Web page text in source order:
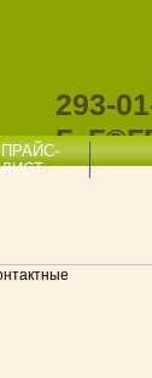
293-
ПРАЙС-
ЛИСТ